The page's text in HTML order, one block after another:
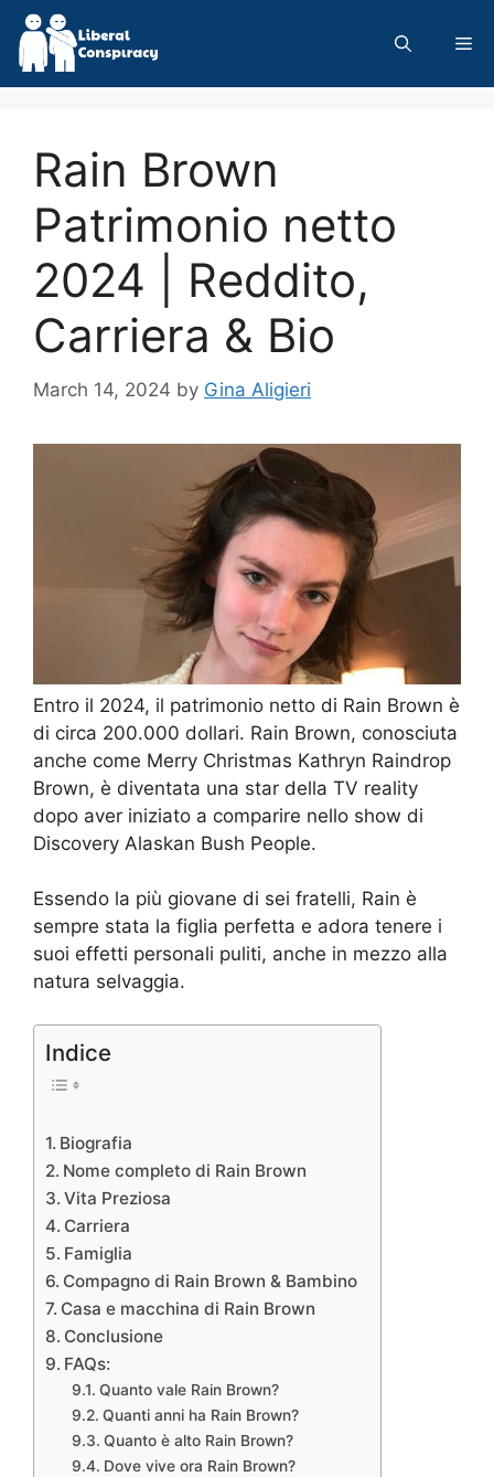
Skip
content
Rain Brown
Patrimonio netto
2024 | Reddito,
Carriera & Bio
March 14, 2024 by Gina Aligieri
Entro il 2024, il patrimonio netto di Rain Brown è
di circa 200.000 dollari. Rain Brown, conosciuta
anche come Merry Christmas Kathryn Raindrop
Brown, è diventata una star della TV reality
dopo aver iniziato a comparire nello show di
Discovery Alaskan Bush People.
Essendo la più giovane di sei fratelli, Rain è
sempre stata la figlia perfetta e adora tenere i
suoi effetti personali puliti, anche in mezzo alla
natura selvaggia.
Indice
Biografia
Nome completo di Rain Brown
Vita Preziosa
Carriera
Famiglia
Compagno di Rain Brown & Bambino
Casa e macchina di Rain Brown
Conclusione
FAQs:
Quanto vale Rain Brown?
Quanti anni ha Rain Brown?
Quanto è alto Rain Brown?
Dove vive ora Rain Brown?